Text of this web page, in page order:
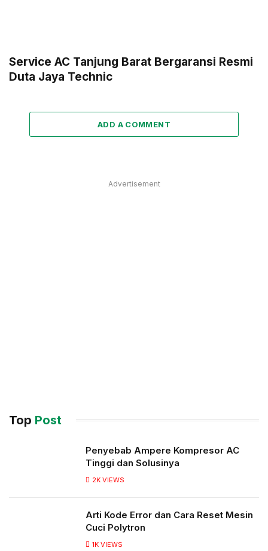
Service AC Tanjung Barat Bergaransi Resmi
Duta Jaya Technic
ADD A COMMENT
Advertisement
Top Post
Penyebab Ampere Kompresor AC
Tinggi dan Solusinya
2K VIEWS
Arti Kode Error dan Cara Reset Mesin
Cuci Polytron
1K VIEWS